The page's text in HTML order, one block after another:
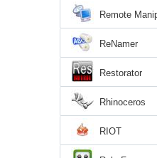
Remote
ReNamer
Restorator
Rhinoceros
RIOT